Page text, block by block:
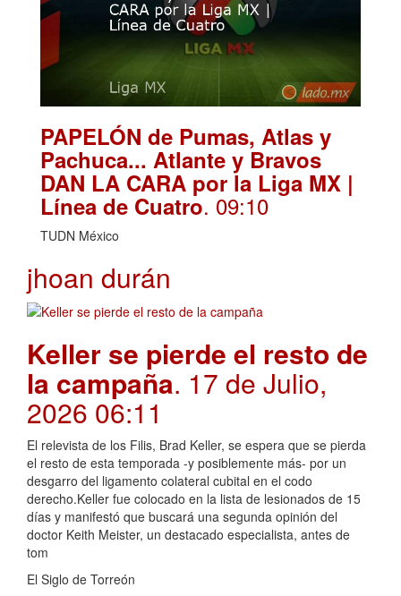
PAPELÓN de Pumas, Atlas y
Pachuca... Atlante y Bravos
DAN LA CARA por la Liga MX |
Línea de Cuatro. 09:10
TUDN México
jhoan durán
Keller se pierde el resto de
la campaña. 17 de Julio,
2026 06:11
El relevista de los Filis, Brad Keller, se espera que se pierda
el resto de esta temporada -y posiblemente más- por un
desgarro del ligamento colateral cubital en el codo
derecho.Keller fue colocado en la lista de lesionados de 15
días y manifestó que buscará una segunda opinión del
doctor Keith Meister, un destacado especialista, antes de
tom
El Siglo de Torreón